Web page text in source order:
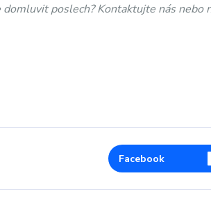
poslech? Kontaktujte nás nebo
Facebook